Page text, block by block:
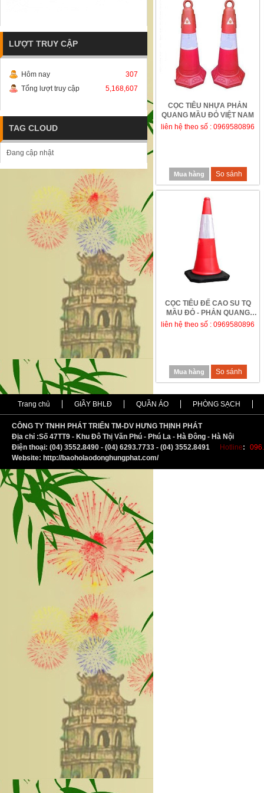
CỌC TIÊU NHỰA PHẢN
QUANG MẦU ĐỎ VIỆT NAM
liên hệ theo số : 0969580896
Mua hàng So sánh
CỌC TIÊU ĐẾ CAO SU TQ
MẦU ĐỎ - PHẢN QUANG
TRẮNG, KHÔNG CÓ QUA...
liên hệ theo số : 0969580896
Mua hàng So sánh
LƯỢT TRUY CẬP
Hôm nay
307
Tổng lượt truy cập
5,168,607
TAG CLOUD
Đang cập nhật
Trang chủ GIẦY BHLĐ QUẦN ÁO PHÒNG SẠCH
CÔNG TY TNHH PHÁT TRIỂN TM-DV HƯNG THỊNH PHÁT
Địa chỉ :Số 47TT9 - Khu Đô Thị Văn Phú - Phú La - Hà Đông - Hà Nội
Điện thoại: (04) 3552.8490 - (04) 6293.7733 - (04) 3552.8491
Hotline:
Website: http://baoholaodonghungphat.com/